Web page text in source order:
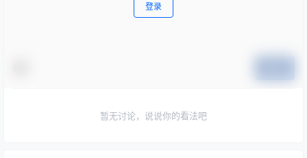
登录
暂无讨论，说说你的看法吧